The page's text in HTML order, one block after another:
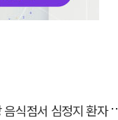
서 심정지 환자 생명 살려